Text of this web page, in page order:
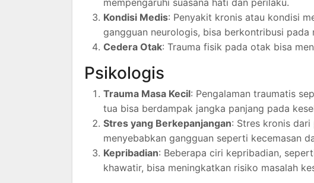
mempengaruhi suasana hati dan perilaku.
Kondisi Medis: Penyakit kronis atau kondisi
gangguan neurologis, bisa berkontribusi pada
Cedera Otak: Trauma fisik pada otak bisa
Psikologis
Trauma Masa Kecil: Pengalaman traumatis
tua bisa berdampak jangka panjang pada
Stres yang Berkepanjangan: Stres kronis dari
menyebabkan gangguan seperti kecemasan
Kepribadian: Beberapa ciri kepribadian,
khawatir, bisa meningkatkan risiko masalah